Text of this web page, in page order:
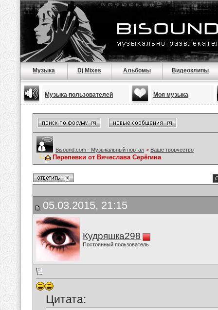
Музыка Dj Mixes Альбомы Видеоклипы
Музыка пользователей Моя музыка
Bisound.com - Музыкальный портал > Ваше творчество
Перепевки от Вячеслава Серёгина
05.03.2015, 21:15
Кудряшка298
Постоянный пользователь
Цитата: